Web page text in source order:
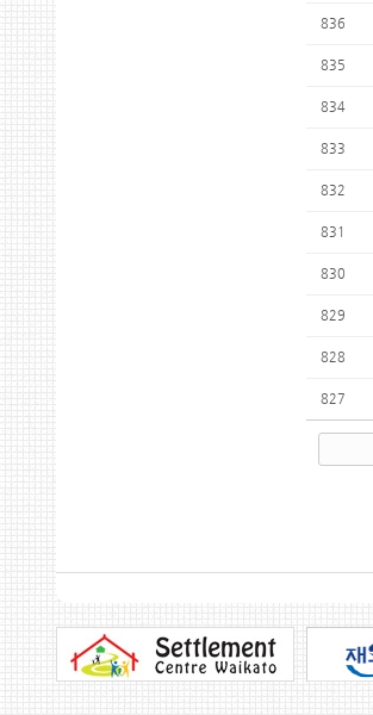
836
835
834
833
832
831
830
829
828
827